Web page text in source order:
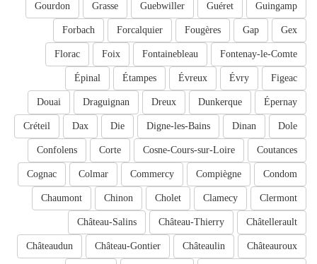
Guingamp
Guéret
Guebwiller
Grasse
Gourdon
Gex
Gap
Fougères
Forcalquier
Forbach
Fontenay-le-Comte
Fontainebleau
Foix
Florac
Figeac
Évry
Évreux
Étampes
Épinal
Épernay
Dunkerque
Dreux
Draguignan
Douai
Dole
Dinan
Digne-les-Bains
Die
Dax
Créteil
Coutances
Cosne-Cours-sur-Loire
Corte
Confolens
Condom
Compiègne
Commercy
Colmar
Cognac
Clermont
Clamecy
Cholet
Chinon
Chaumont
Châtellerault
Château-Thierry
Château-Salins
Châteauroux
Châteaulin
Château-Gontier
Châteaudun